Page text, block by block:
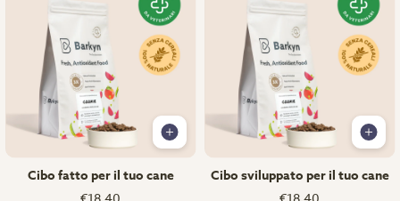
Cibo fatto per il tuo cane Cibo sviluppato per il tuo cane